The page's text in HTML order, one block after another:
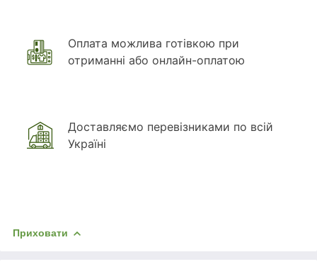
Оплата можлива готівкою при
отриманні або онлайн-оплатою
Доставляємо перевізниками по всій
Україні
Приховати